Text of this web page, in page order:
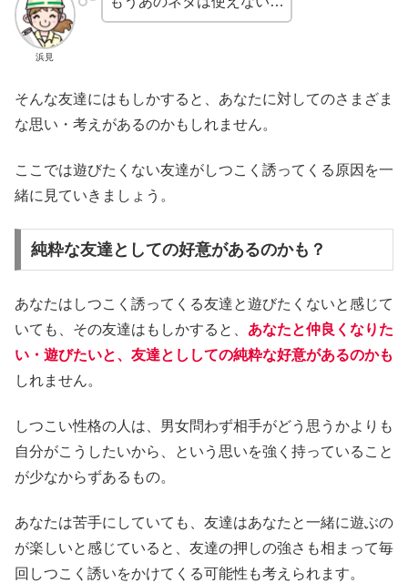
浜見
そんな友達にはもしかすると、あなたに対してのさまざま
な思い・考えがあるのかもしれません。
ここでは遊びたくない友達がしつこく誘ってくる原因を一
緒に見ていきましょう。
純粋な友達としての好意があるのかも？
あなたはしつこく誘ってくる友達と遊びたくないと感じて
いても、その友達はもしかすると、 あなたと仲良くなりた
い・遊びたいと、友達とししての純粋な好意があるのかも
しれません。
しつこい性格の人は、男女問わず相手がどう思うかよりも
自分がこうしたいから、という思いを強く持っていること
が少なからずあるもの。
あなたは苦手にしていても、友達はあなたと一緒に遊ぶの
が楽しいと感じていると、友達の押しの強さも相まって毎
回しつこく誘いをかけてくる可能性も考えられます。